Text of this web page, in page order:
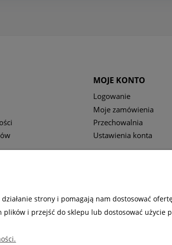
MOJE KONTO
Logowanie
Moje zamówienia
Przechowalnia
Ustawienia konta
strony i pomagają nam dostosować
i przejść do sklepu lub dostosować użycie